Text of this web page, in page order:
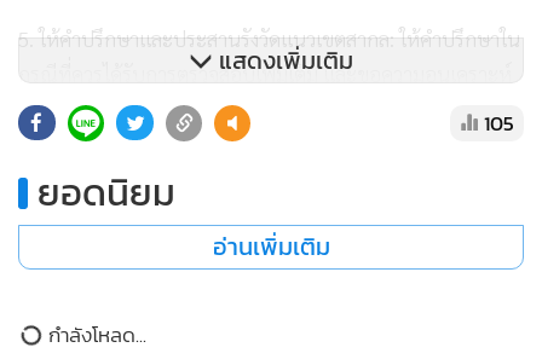
5. ให้คำปรึกษาและประสานรังวัดแนวเขตสากล: ให้คำปรึกษาใน
กรณีที่ควรได้รับการตรวจสอบเพิ่มเติม และขอความอนุเคราะห์
ช่วยประสานงานไปยัง กรมป่าไม้, กรมที่ดิน และ ส.ป.ก. ร่วม
กันลงพื้นที่รังวัดพิสูจน์แนวเขตด้วยระบบหมุดฐานพิกัดมาตรฐาน
เดียวกันและเป็นที่ยอมรับของทุกฝ่าย
ด้าน ดร.ธนพล กล่าวภายหลังรับหนังสือร้องเรียนว่า สภา
ยุติธรรมและช่วยเหลือประชาชนทางกฎหมายโดยไม่มีค่าใช้จ่าย
แสดงเพิ่มเติม
ยอดนิยม
อ่านเพิ่มเติม